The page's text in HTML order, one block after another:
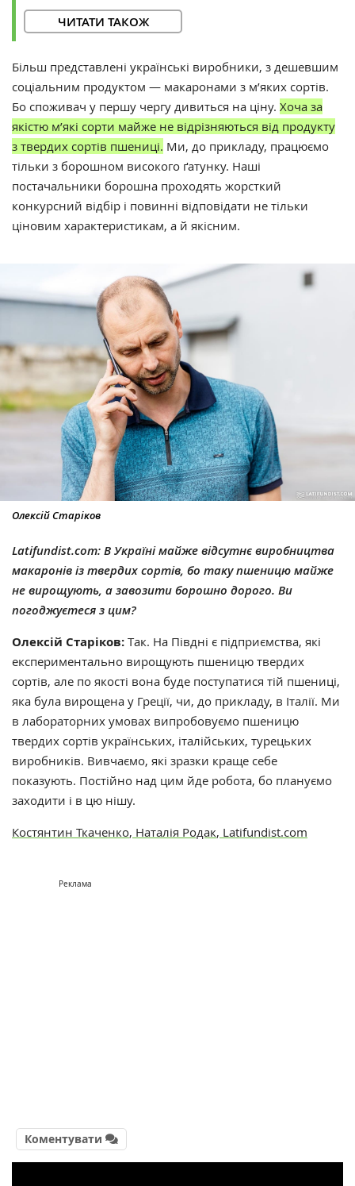
ЧИТАТИ ТАКОЖ
Більш представлені українські виробники, з дешевшим
соціальним продуктом — макаронами з м’яких сортів.
Бо споживач у першу чергу дивиться на ціну. Хоча за
якістю м’які сорти майже не відрізняються від продукту
з твердих сортів пшениці. Ми, до прикладу, працюємо
тільки з борошном високого ґатунку. Наші
постачальники борошна проходять жорсткий
конкурсний відбір і повинні відповідати не тільки
ціновим характеристикам, а й якісним.
Олексій Старіков
Latifundist.com: В Україні майже відсутнє виробництва
макаронів із твердих сортів, бо таку пшеницю майже
не вирощують, а завозити борошно дорого. Ви
погоджуєтеся з цим?
Олексій Старіков: Так. На Півдні є підприємства, які
експериментально вирощують пшеницю твердих
сортів, але по якості вона буде поступатися тій пшениці,
яка була вирощена у Греції, чи, до прикладу, в Італії. Ми
в лабораторних умовах випробовуємо пшеницю
твердих сортів українських, італійських, турецьких
виробників. Вивчаємо, які зразки краще себе
показують. Постійно над цим йде робота, бо плануємо
заходити і в цю нішу.
Костянтин Ткаченко, Наталія Родак, Latifundist.com
Реклама
Коментувати